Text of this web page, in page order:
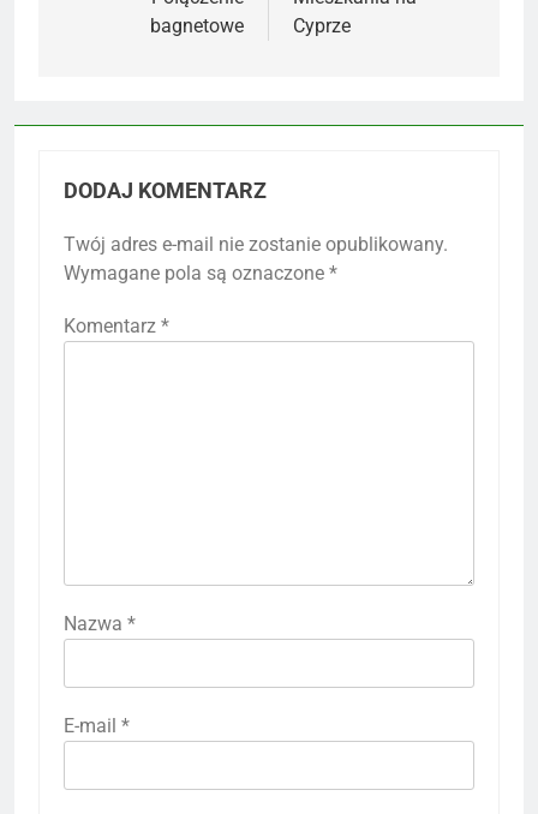
bagnetowe
Cyprze
DODAJ KOMENTARZ
Twój adres e-mail nie zostanie opublikowany.
Wymagane pola są oznaczone *
Komentarz *
Nazwa *
E-mail *